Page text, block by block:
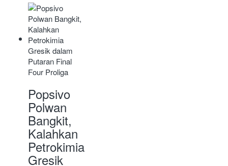
Popsivo
Polwan
Bangkit,
Kalahkan
Petrokimia
Gresik